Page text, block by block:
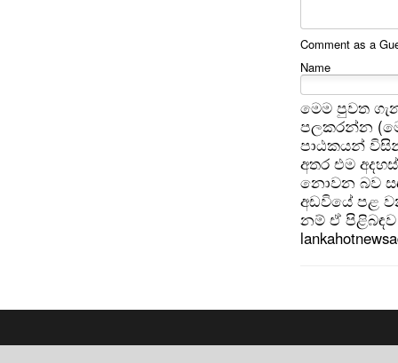
Comment as a
Name
මෙම පුවත
පලකරන්න
පාඨකයන්
අතර එම
නොවන බව
අඩවියේ පළ
නම් ඒ පිළිබඳව